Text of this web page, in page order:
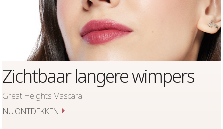
Zichtbaar langere wimpers
Great Heights Mascara
NU ONTDEKKEN